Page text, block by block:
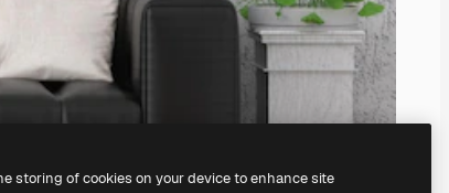
storing of cookies on your device to enhance site